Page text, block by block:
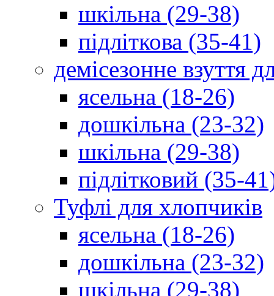
шкільна (29-38)
підліткова (35-41)
демісезонне взуття
ясельна (18-26)
дошкільна (23-32)
шкільна (29-38)
підлітковий (35-
Туфлі для хлопчиків
ясельна (18-26)
дошкільна (23-32)
шкільна (29-38)